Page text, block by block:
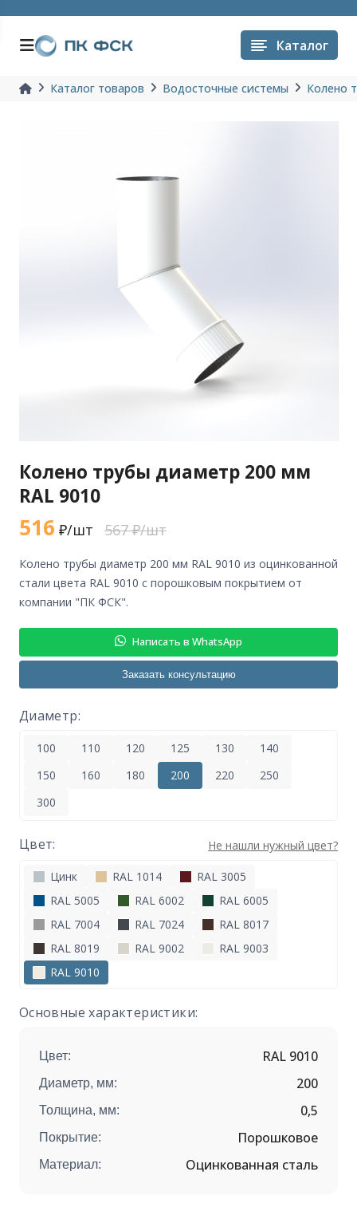
Каталог
Каталог товаров Водосточные системы Колено
Колено трубы диаметр 200 мм
RAL 9010
516 ₽/шт 567 ₽/шт
колено трубы диаметр 200 мм RAL 9010 из оцинкованной
стали цвета RAL 9010 с порошковым покрытием от
компании "ПК ФСК".
Написать в WhatsApp
Заказать консультацию
Диаметр:
100 110 120 125 130
140
150
160 180 200 220
250
300
Цвет: Не нашли нужный цвет?
Цинк RAL 1014
RAL 3005
RAL 5005
RAL 6002
RAL 6005
RAL 7004
RAL 7024
RAL 8017
RAL 8019
RAL 9002
RAL 9003
RAL 9010
Основные характеристики:
Цвет: RAL 9010
Диаметр, мм: 200
Толщина, мм: 0,5
Покрытие: Порошковое
Материал: Оцинкованная сталь